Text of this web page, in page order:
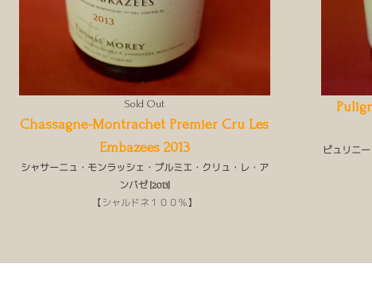
Sold Out
Chassagne-Montrachet Premier Cru Les
Embazees 2013
シャサーニュ・モンラッシェ・プルミエ・クリュ・レ・ア
ンバゼ [2013]
【シャルドネ１００％】
ピュリニ